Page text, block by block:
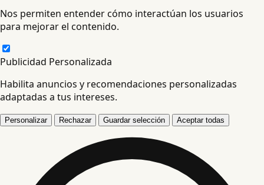
Nos permiten entender cómo interactúan los usuarios
para mejorar el contenido.
Publicidad Personalizada
Habilita anuncios y recomendaciones personalizadas
adaptadas a tus intereses.
Personalizar Rechazar Guardar selección Aceptar todas